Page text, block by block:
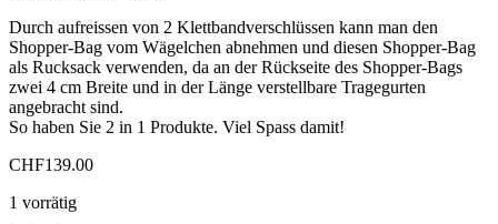
Durch aufreissen von 2 Klettbandverschlüssen kann man den
Shopper-Bag vom Wägelchen abnehmen und diesen Shopper-Bag
als Rucksack verwenden, da an der Rückseite des Shopper-Bags
zwei 4 cm Breite und in der Länge verstellbare Tragegurten
angebracht sind.
So haben Sie 2 in 1 Produkte. Viel Spass damit!
CHF139.00
1 vorrätig